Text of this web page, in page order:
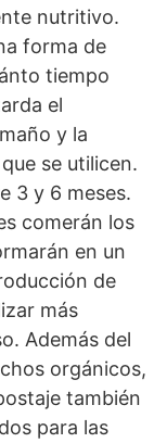
nutritivo.
forma de
tiempo
el
y la
se utilicen.
3 y 6 meses.
comerán los
en un
de
más
Además del
orgánicos,
también
para las